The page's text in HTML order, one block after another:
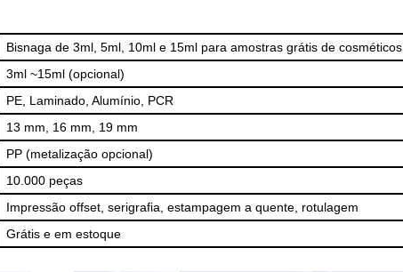
Bisnaga de 3ml, 5ml, 10ml e 15ml para amostras grátis de cosméticos
3ml ~15ml (opcional)
PE, Laminado, Alumínio, PCR
13 mm, 16 mm, 19 mm
PP (metalização opcional)
10.000 peças
Impressão offset, serigrafia, estampagem a quente, rotulagem
Grátis e em estoque